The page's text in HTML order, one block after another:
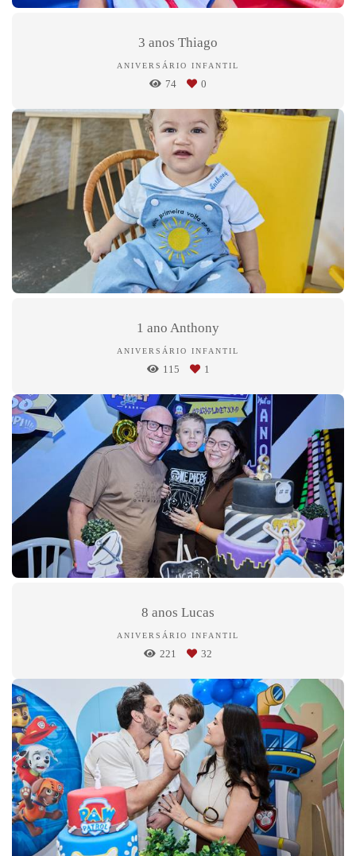
3 anos Thiago
ANIVERSÁRIO INFANTIL
74 0
1 ano Anthony
ANIVERSÁRIO INFANTIL
115 1
8 anos Lucas
ANIVERSÁRIO INFANTIL
221 32